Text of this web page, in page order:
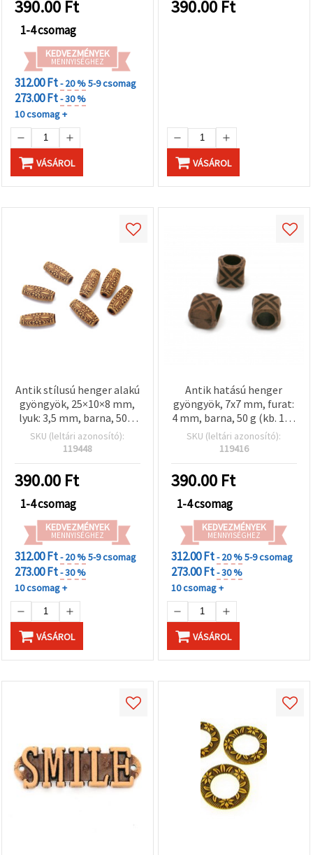
390.00 Ft
1-4 csomag
KEDVEZMÉNYEK
MENNYISÉGHEZ
312.00 Ft- 20 %5-9 csomag
273.00 Ft- 30 %
10 csomag +
VÁSÁROL
390.00 Ft
VÁSÁROL
Antik stílusú henger alakú
gyöngyök, 25×10×8 mm,
lyuk: 3,5 mm, barna, 50 g
(~25 db)
SKU (leltári azonosító):
119448
390.00 Ft
1-4 csomag
KEDVEZMÉNYEK
MENNYISÉGHEZ
312.00 Ft- 20 %5-9 csomag
273.00 Ft- 30 %
10 csomag +
VÁSÁROL
Antik hatású henger
gyöngyök, 7x7 mm, furat:
4 mm, barna, 50 g (kb. 157
db)
SKU (leltári azonosító):
119416
390.00 Ft
1-4 csomag
KEDVEZMÉNYEK
MENNYISÉGHEZ
312.00 Ft- 20 %5-9 csomag
273.00 Ft- 30 %
10 csomag +
VÁSÁROL